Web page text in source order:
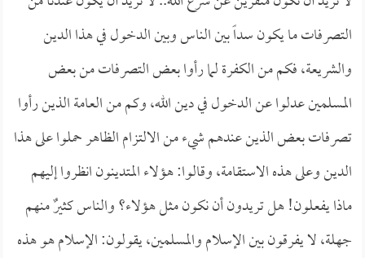
التصرفات ما يكون سداً بين الناس وبين الدخول في هذا الدين
والشريعة، فكم من الكفرة لما رأوا بعض التصرفات من بعض
المسلمين عدلوا عن الدخول في دين الله، وكم من العامة الذين رأوا
تصرفات بعض الذين عندهم شيء من الالتزام الظاهر حملوا على هذا
الدين وعلى هذه الاستقامة، وقالوا: هؤلاء المتدينون انظروا إليهم
ماذا يفعلون! هل تريدون أن نكون مثل هؤلاء؟ والناس كثيرٌ منهم
جهلة، لا يفرقون بين الإسلام والمسلمين، يقولون: الإسلام هو هذه